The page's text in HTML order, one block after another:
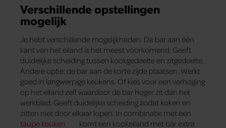
Verschillende opstellingen
mogelijk
Je hebt verschillende mogelijkheden. De bar aan één
kant van het eiland is het meest voorkomend. Geeft
duidelijke scheiding tussen kookgedeelte en zitgedeelte.
Andere optie: de bar aan de korte zijde plaatsen. Werkt
goed in langwerpige keukens. Of kies voor een verhoging
op het eiland zelf waardoor de bar hoger zit dan het
werkblad. Geeft duidelijke scheiding zodat koken en
zitten niet door elkaar lopen. In combinatie met een
taupe keuken
komt een kookeiland met bar extra